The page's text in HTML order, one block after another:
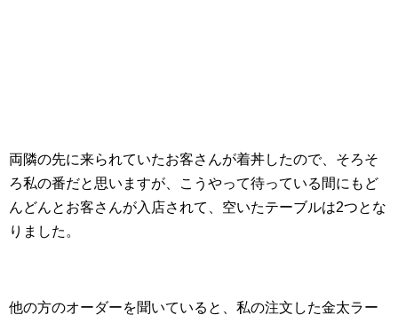
両隣の先に来られていたお客さんが着丼したので、そろそ
ろ私の番だと思いますが、こうやって待っている間にもど
んどんとお客さんが入店されて、空いたテーブルは2つとな
りました。
他の方のオーダーを聞いていると、私の注文した金太ラー